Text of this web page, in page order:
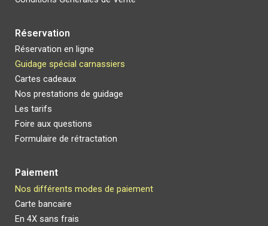
Réservation
Réservation en ligne
Guidage spécial carnassiers
Cartes cadeaux
Nos prestations de guidage
Les tarifs
Foire aux questions
Formulaire de rétractation
Paiement
Nos différents modes de paiement
Carte bancaire
En 4X sans frais